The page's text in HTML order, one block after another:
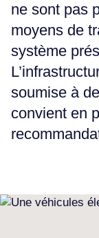
ne sont pas
moyens de
système
soumise à
convient en